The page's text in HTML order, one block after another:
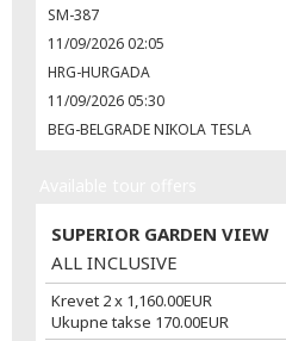
SM-387
11/09/2026 02:05
HRG-HURGADA
11/09/2026 05:30
BEG-BELGRADE NIKOLA TESLA
SUPERIOR GARDEN VIEW
ALL INCLUSIVE
Krevet 2 x 1,160.00EUR
Ukupne takse 170.00EUR